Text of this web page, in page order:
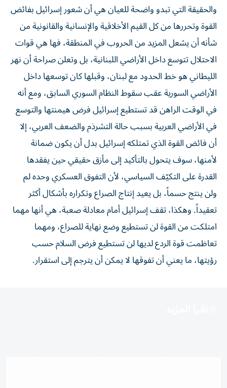
والحقيقة التي تبدو واضحة للعيان هي أن شعور إسرائيل بفائض
القوة وتحررها من كل القيم الأخلاقية والإنسانية والقانونية من
شأنه أن يشعل المزيد من الحروب في المنطقة، فها هي قوات
الاحتلال تتوسع داخل الأراضي اللبنانية، بل وتعلن صراحة أن نهر
الليطاني هو خط الحدود مع لبنان، وقبلها كان توسعها داخل
الأراضي السورية عقب سقوط النظام السوري السابق، ومع أنه
في الوقت الراهن قد تستطيع إسرائيل فرض هيمنتها والتوسع
في الأراضي العربية بسبب حالة التشرذم والضعف العربي، إلا
أن فائض القوة الذي تمتلكه إسرائيل بدل أن يكون ضمانة
لأمنها، سوف يتحول بالتأكيد إلى مأزق حقيقي حين يفقدها
القدرة على التكيّف السياسي، لأن التفوق العسكري وحده لم
ولن ينتج حسماً، بل يعيد إنتاج الصراع وتكراره بأشكال أكثر
تعقيداً. وهكذا، تقف إسرائيل أمام معادلة صعبة، هي أنها مهما
امتلكت من القوة لن تستطيع وضع نهاية للصراع، ومهما
تعاظمت قوة الردع لديها لن تستطيع فرض السلام حسب
رؤيتها، ما يعني أن تفوقها لا يمكن أن يترجم إلى استقرار.